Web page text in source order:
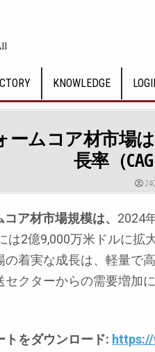
KNOWLEDGE
ームコア材市場
長率（
コア材市場規模は、 2024
は2億9,000万米ドルに拡
の着実な成長は、軽量で
クターからの需要増加
トをダウンロード: